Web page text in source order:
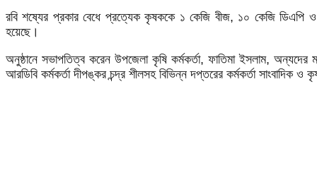
রবি শষ্যের প্রকার বেধে প্রত্যেক কৃষককে ১ কেজি বীজ, ১০ কেজি ডিএপি ও
হয়েছে।
অনুষ্ঠানে সভাপতিত্ব করেন উপজেলা কৃষি কর্মকর্তা, ফাতিমা ইসলাম,
আরডিবি কর্মকর্তা দীপঙ্কর চন্দ্র শীলসহ বিভিন্ন দপ্তরের কর্মকর্তা সাংবাদিক ও